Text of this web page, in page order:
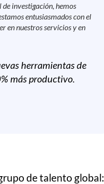
de investigación, hemos
entusiasmados con el
en nuestros servicios y en
herramientas de
más productivo.
de talento global: